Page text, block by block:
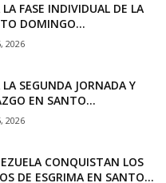
FASE INDIVIDUAL DE LA
DOMINGO...
2026
SEGUNDA JORNADA Y
EN SANTO...
2026
CONQUISTAN LOS
DE ESGRIMA EN SANTO...